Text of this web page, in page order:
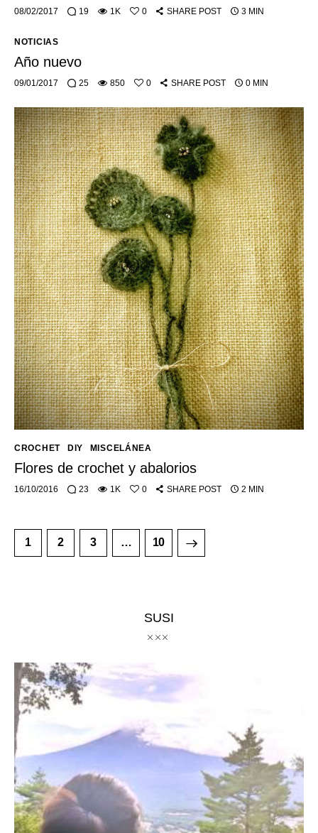
08/02/2017 19 1K 0 SHARE POST 3 MIN
NOTICIAS
Año nuevo
09/01/2017 25 850 0 SHARE POST 0 MIN
CROCHET DIY MISCELÁNEA
Flores de crochet y abalorios
16/10/2016 23 1K 0 SHARE POST 2 MIN
1 2 3 … 10
>
SUSI